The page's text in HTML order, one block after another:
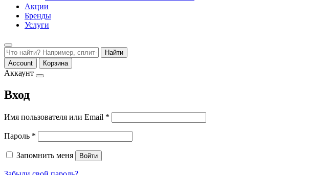
Акции
Бренды
Услуги
Найти
Account
Корзина
Аккаунт
Вход
Имя пользователя или Email *
Пароль *
Запомнить меня Войти